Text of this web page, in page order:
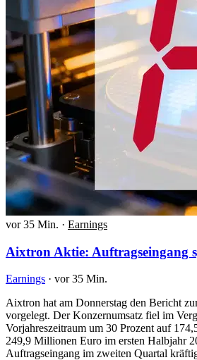
vor 35 Min. · Earnings
Aixtron Aktie: Auftragseingang
Earnings · vor 35 Min.
Aixtron hat am Donnerstag den Bericht
vorgelegt. Der Konzernumsatz fiel im
Vorjahreszeitraum um 30 Prozent auf
249,9 Millionen Euro im ersten Halbjahr
Auftragseingang im zweiten Quartal